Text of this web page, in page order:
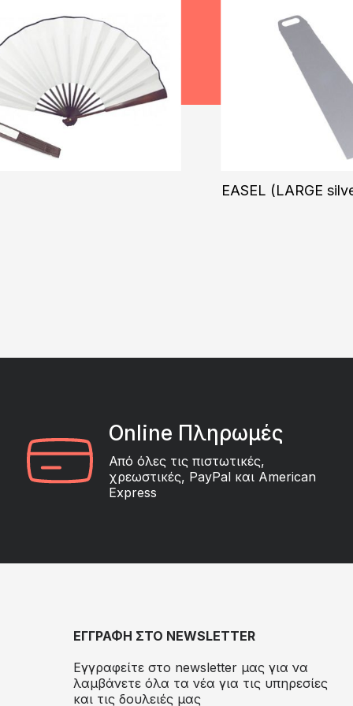
EASEL (LARGE
Online Πληρωμές
Από όλες τις πιστωτικές,
χρεωστικές, PayPal και American
Express
ΕΓΓΡΑΦΗ ΣΤΟ NEWSLETTER
Εγγραφείτε στο newsletter μας για να
λαμβάνετε όλα τα νέα για τις υπηρεσίες
και τις δουλειές μας